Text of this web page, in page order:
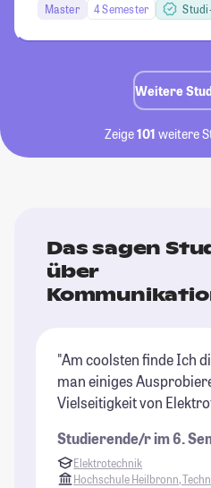
Master 4 Semester
Weitere
Zeige101 weitere
Das sagen
über
"Am coolsten finde Ich
man einiges
Vielseitigkeit von
Studierende/r im 6.
Elektrotechnik
Hochschule Heilbronn,